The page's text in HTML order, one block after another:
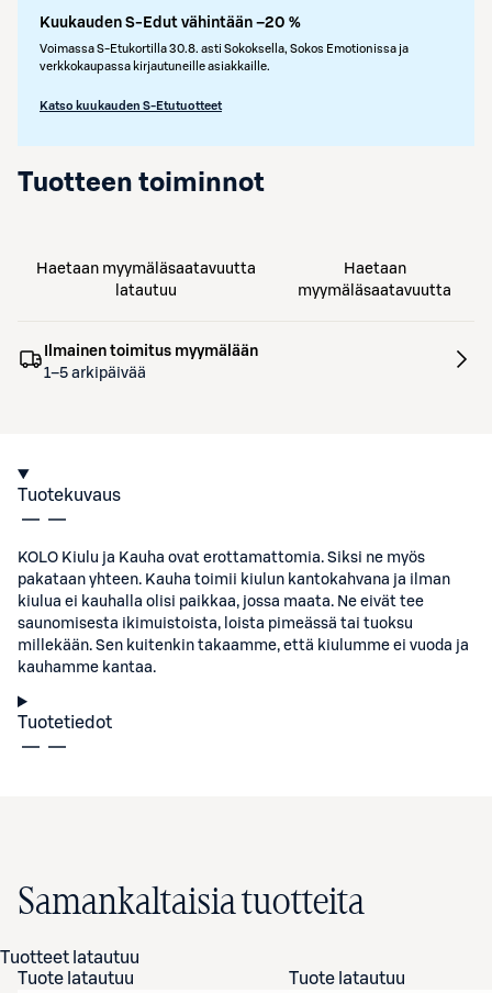
Kuukauden S-Edut vähintään –20 %
Voimassa S-Etukortilla 30.8. asti Sokoksella, Sokos Emotionissa ja
verkkokaupassa kirjautuneille asiakkaille.
Katso kuukauden S-Etutuotteet
Tuotteen toiminnot
Haetaan myymäläsaatavuutta
latautuu
Haetaan
myymäläsaatavuutta
Ilmainen toimitus myymälään
1–5 arkipäivää
Tuotekuvaus
KOLO Kiulu ja Kauha ovat erottamattomia. Siksi ne myös
pakataan yhteen. Kauha toimii kiulun kantokahvana ja ilman
kiulua ei kauhalla olisi paikkaa, jossa maata. Ne eivät tee
saunomisesta ikimuistoista, loista pimeässä tai tuoksu
millekään. Sen kuitenkin takaamme, että kiulumme ei vuoda ja
kauhamme kantaa.
Tuotetiedot
Samankaltaisia tuotteita
Tuotteet latautuu
Tuote latautuu
Tuote latautuu